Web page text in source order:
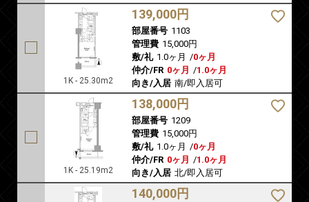
1K - 25.30m2
139,000円
部屋番号 1103
管理費 15,000円
敷/礼 1.0ヶ月 /0ヶ月
仲介/FR 0ヶ月 /1.0ヶ月
向き/入居 南/即入居可
1K - 25.19m2
138,000円
部屋番号 1209
管理費 15,000円
敷/礼 1.0ヶ月 /0ヶ月
仲介/FR 0ヶ月 /1.0ヶ月
向き/入居 北/即入居可
140,000円